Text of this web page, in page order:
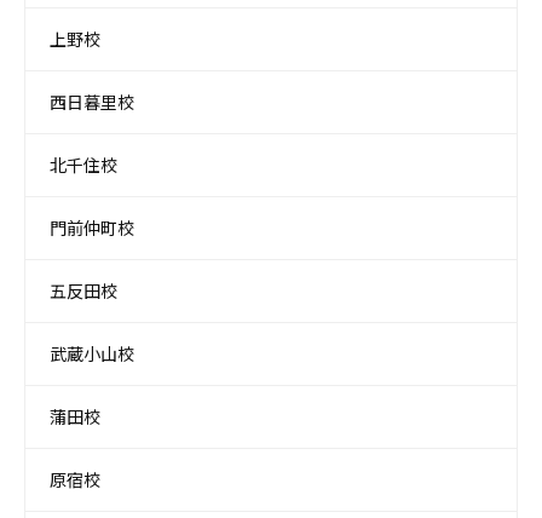
上野校
西日暮里校
北千住校
門前仲町校
五反田校
武蔵小山校
蒲田校
原宿校